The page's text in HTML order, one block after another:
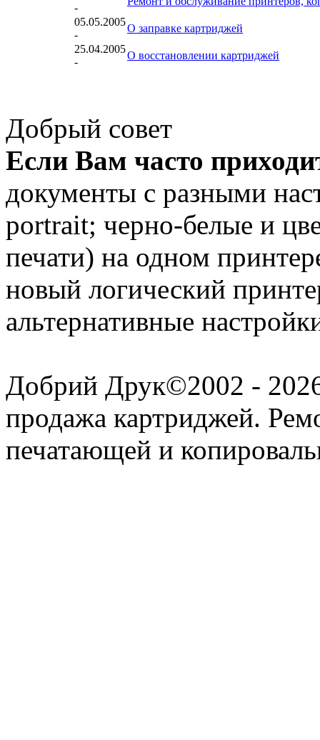
-
05.05.2005
-
О заправке картриджей
25.04.2005
-
О восстановлении картриджей
Добрый совет
Если Вам часто
документы с разными
portrait; черно-белые и
печати) на одном
новый логический
альтернативные
Добрий Друк©2002 - 2026
продажа картриджей.
печатающей и